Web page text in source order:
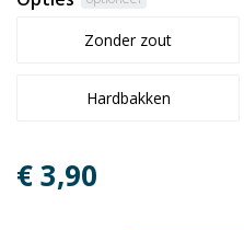
Zonder zout
Hardbakken
€ 3,90